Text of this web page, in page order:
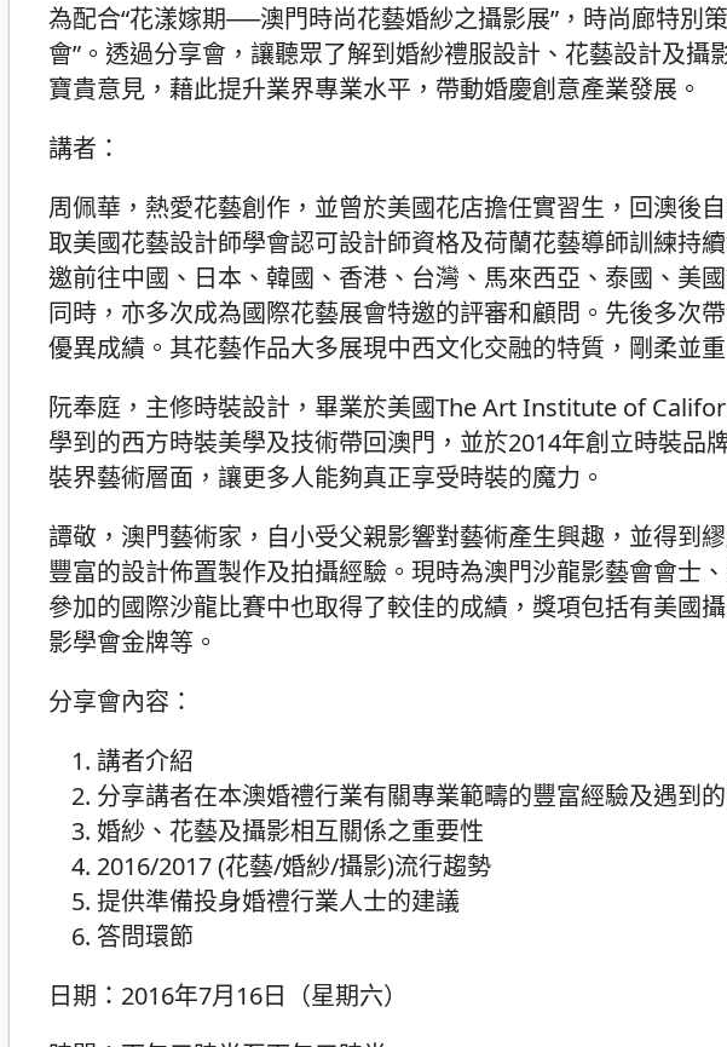
為配合“花漾嫁期──澳門時尚花藝婚紗之攝影展”，時尚廊特別
會”。透過分享會，讓聽眾了解到婚紗禮服設計、花藝設計及
寶貴意見，藉此提升業界專業水平，帶動婚慶創意產業發展。
講者：
周佩華，熱愛花藝創作，並曾於美國花店擔任實習生，回澳後
取美國花藝設計師學會認可設計師資格及荷蘭花藝導師訓練持
邀前往中國、日本、韓國、香港、台灣、馬來西亞、泰國、美
同時，亦多次成為國際花藝展會特邀的評審和顧問。先後多次
優異成績。其花藝作品大多展現中西文化交融的特質，剛柔並
阮奉庭，主修時裝設計，畢業於美國The Art Institute of
學到的西方時裝美學及技術帶回澳門，並於2014年創立時裝
裝界藝術層面，讓更多人能夠真正享受時裝的魔力。
譚敬，澳門藝術家，自小受父親影響對藝術產生興趣，並得到
豐富的設計佈置製作及拍攝經驗。現時為澳門沙龍影藝會會士
參加的國際沙龍比賽中也取得了較佳的成績，獎項包括有美國
影學會金牌等。
分享會內容：
講者介紹
分享講者在本澳婚禮行業有關專業範疇的豐富經驗及遇到
婚紗、花藝及攝影相互關係之重要性
2016/2017 (花藝/婚紗/攝影)流行趨勢
提供準備投身婚禮行業人士的建議
答問環節
日期：2016年7月16日（星期六）